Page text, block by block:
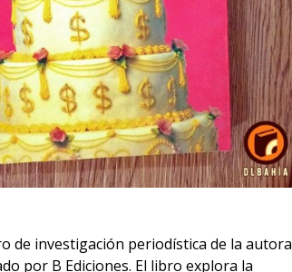
de investigación periodística de la autora
por B Ediciones. El libro explora la